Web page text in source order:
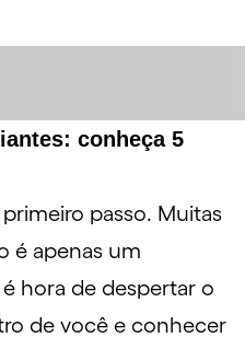
conheça 5
passo. Muitas
é apenas um
hora de despertar o
de você e conhecer